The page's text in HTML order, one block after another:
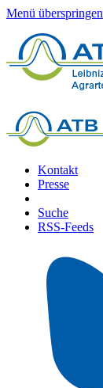
Menü überspringen
Kontakt
Presse
Suche
RSS-Feeds